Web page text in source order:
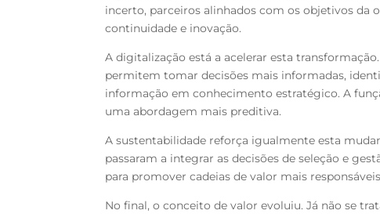
incerto, parceiros alinhados com os objetivos da
continuidade e inovação.
A digitalização está a acelerar esta
permitem tomar decisões mais informadas,
informação em conhecimento estratégico. A
uma abordagem mais preditiva.
A sustentabilidade reforça igualmente esta
passaram a integrar as decisões de seleção e
para promover cadeias de valor mais
No final, o conceito de valor evoluiu. Já não se